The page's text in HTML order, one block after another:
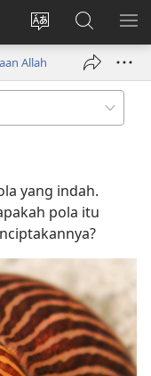
Ganti
bahasa
Log
(terbuka
window
Cari
di
JW.ORG
Allah
yang indah.
pola itu